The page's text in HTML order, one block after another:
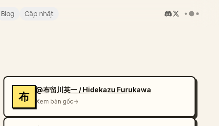
Blog Cập nhật
布
@布留川英一 / Hidekazu Furukawa
Xem bản gốc